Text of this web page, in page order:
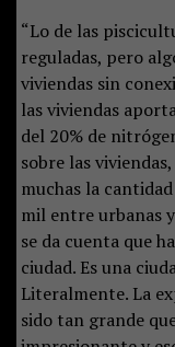
“Lo de las
reguladas, pero
viviendas sin
las viviendas
del 20% de
sobre las
muchas la
mil entre urbanas
se da cuenta que
ciudad. Es una
Literalmente. La
sido tan grande